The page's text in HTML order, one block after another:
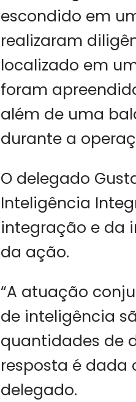
escondido em
realizaram
localizado em
foram
além de uma
durante a
O delegado
Inteligência
integração e da
da ação.
“A atuação
de inteligência
quantidades de
resposta é dada
delegado.